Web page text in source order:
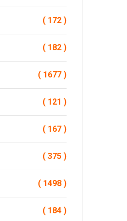
( 172 )
( 182 )
( 1677 )
( 121 )
( 167 )
( 375 )
( 1498 )
( 184 )